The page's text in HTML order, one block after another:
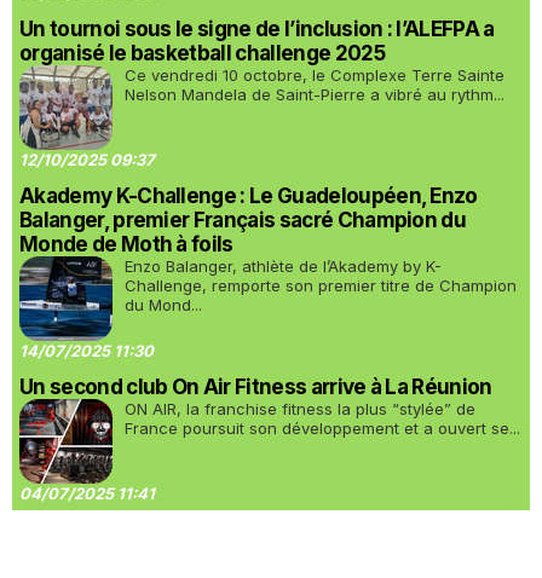
Un tournoi sous le signe de l’inclusion : l’ALEFPA a
organisé le basketball challenge 2025
Ce vendredi 10 octobre, le Complexe Terre Sainte
Nelson Mandela de Saint-Pierre a vibré au rythm...
12/10/2025 09:37
Akademy K-Challenge : Le Guadeloupéen, Enzo
Balanger, premier Français sacré Champion du
Monde de Moth à foils
Enzo Balanger, athlète de l’Akademy by K-
Challenge, remporte son premier titre de Champion
du Mond...
14/07/2025 11:30
Un second club On Air Fitness arrive à La Réunion
ON AIR, la franchise fitness la plus “stylée” de
France poursuit son développement et a ouvert se...
04/07/2025 11:41